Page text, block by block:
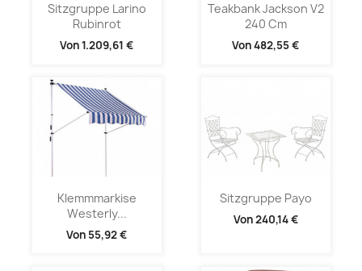
Sitzgruppe Larino
Rubinrot
Von1.209,61 €
Teakbank Jackson V2
240 Cm
Von482,55 €
Klemmmarkise
Westerly...
Von 55,92 €
Sitzgruppe Payo
Von240,14 €